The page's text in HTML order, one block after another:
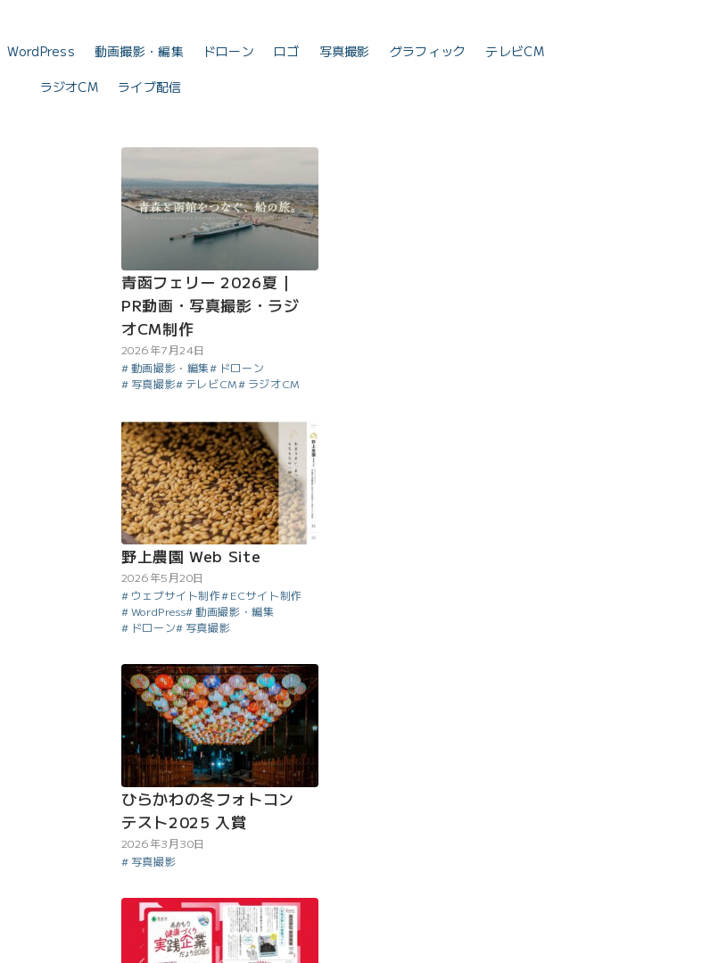
WordPress 動画撮影・編集 ドローン ロゴ 写真撮影 グラフィック
テレビCM
ラジオCM
ライブ配信
青函フェリー 2026夏｜
PR動画・写真撮影・ラジ
オCM制作
2026年7月24日
動画撮影・編集
ドローン
写真撮影
テレビCM ラジオCM
野上農園 Web Site
2026年5月20日
ウェブサイト制作
ECサイト制作
WordPress
動画撮影・編集
ドローン
写真撮影
ひらかわの冬フォトコン
テスト2025 入賞
2026年3月30日
写真撮影